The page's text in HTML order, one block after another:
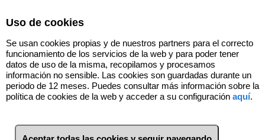
1 Inmuebles San Agustín/Bahía Feliz
Uso de cookies
Se usan cookies propias y de nuestros partners para el correcto
funcionamiento de los servicios de la web y para poder tener
datos de uso de la misma, recopilamos y procesamos
información no sensible. Las cookies son guardadas durante un
periodo de 12 meses. Puedes consultar más información sobre la
política de cookies de la web y acceder a su configuración aquí.